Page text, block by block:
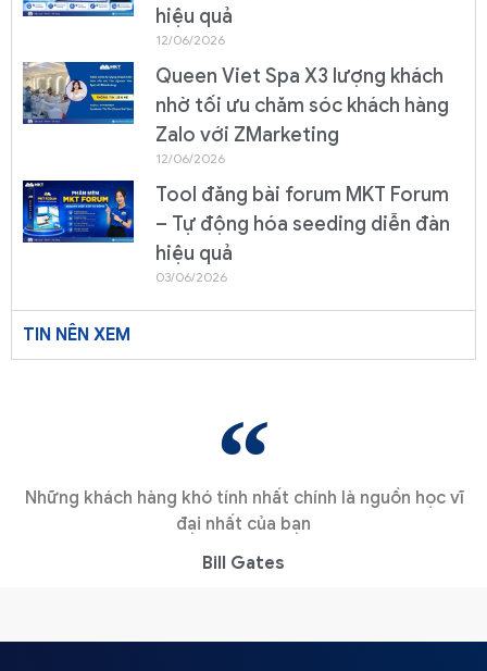
hiệu quả
12/06/2026
Queen Viet Spa X3 lượng khách
nhờ tối ưu chăm sóc khách hàng
Zalo với ZMarketing
12/06/2026
Tool đăng bài forum MKT Forum
– Tự động hóa seeding diễn đàn
hiệu quả
03/06/2026
TIN NÊN XEM
Những khách hàng khó tính nhất chính là nguồn học vĩ
đại nhất của bạn
Bill Gates